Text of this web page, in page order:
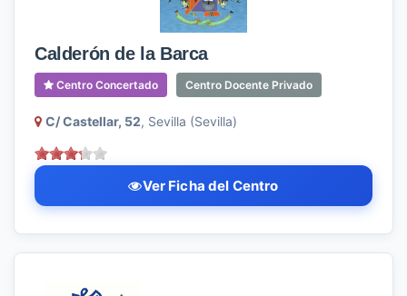
Calderón de la Barca
Centro Concertado Centro Docente Privado
C/ Castellar, 52, Sevilla (Sevilla)
Ver Ficha del Centro